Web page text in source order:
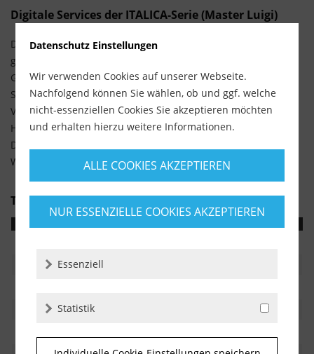
Digitale Services der ITALICA-Serie (Master Luigi)
Die ITALICA-Serie bietet ergänzende digitale Services. Dazu
gehören die Produktregistrierung per QR-Code, digitale
Garantieservices, interaktive Video-Tutorials, Zugang zum
Support-Center, digitale Check-ups, FAQ-Unterstützung mit
Videos sowie Informationen zu Zubehör, Ersatzteilen und
Händlern.
Diese digitalen Inhalte unterstützen bei Nutzung, Pflege und
Wartung des Fliesenschneiders.
Technische Daten
Schnittlänge
Datenschutz Einstellungen
Wir verwenden Cookies auf unserer Webseite.
Nachfolgend können Sie wählen, ob und ggf. welche
nicht-essenziellen Cookies Sie akzeptieren möchten
und erhalten hierzu weitere Informationen.
ALLE COOKIES AKZEPTIEREN
NUR ESSENZIELLE COOKIES AKZEPTIEREN
Essenziell
Statistik